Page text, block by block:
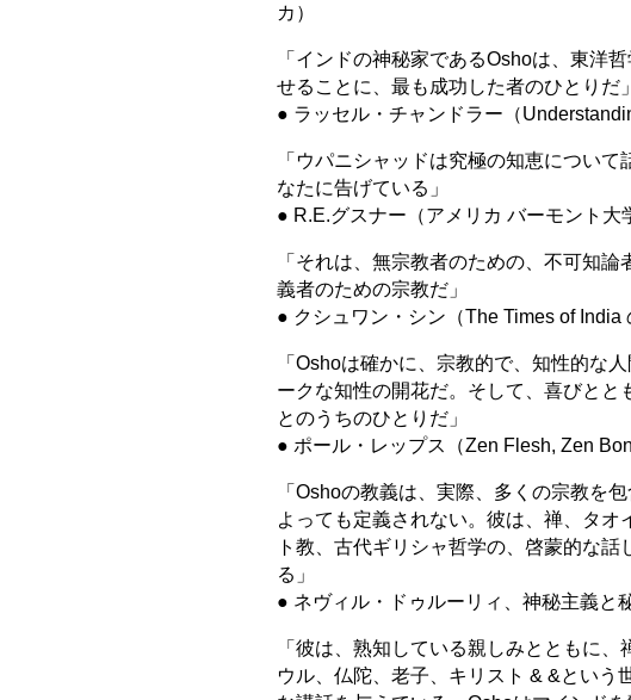
カ）
「インドの神秘家であるOshoは、東洋
せることに、最も成功した者のひとりだ」
● ラッセル・チャンドラー（
「ウパニシャッドは究極の知恵につい
なたに告げている」
● R.E.グスナー（アメリカ バーモント大
「それは、無宗教者のための、不可知
義者のための宗教だ」
● クシュワン・シン（The Times of India
「Oshoは確かに、宗教的で、知性的な
ークな知性の開花だ。そして、喜びと
とのうちのひとりだ」
● ポール・レップス（Zen Flesh, Zen
「Oshoの教義は、実際、多くの宗教を
よっても定義されない。彼は、禅、タ
ト教、古代ギリシャ哲学の、啓蒙的な
る」
● ネヴィル・ドゥルーリィ、神秘主義と
「彼は、熟知している親しみとともに
ウル、仏陀、老子、キリスト & &という